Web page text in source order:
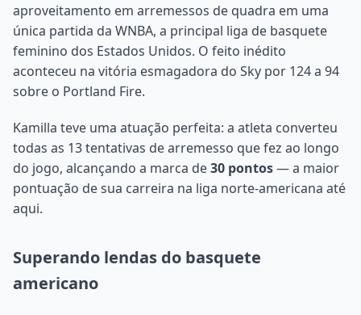
aproveitamento em arremessos de quadra em uma
única partida da WNBA, a principal liga de basquete
feminino dos Estados Unidos. O feito inédito
aconteceu na vitória esmagadora do Sky por 124 a 94
sobre o Portland Fire.
Kamilla teve uma atuação perfeita: a atleta converteu
todas as 13 tentativas de arremesso que fez ao longo
do jogo, alcançando a marca de30 pontos— a maior
pontuação de sua carreira na liga norte-americana até
aqui.
Superando lendas do basquete
americano